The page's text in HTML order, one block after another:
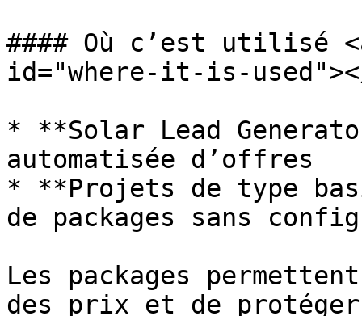
#### Où c’est utilisé
id="where-it-is-
* **Solar Lead
automatisée d’offres
* **Projets de type
de packages sans
Les packages
des prix et de